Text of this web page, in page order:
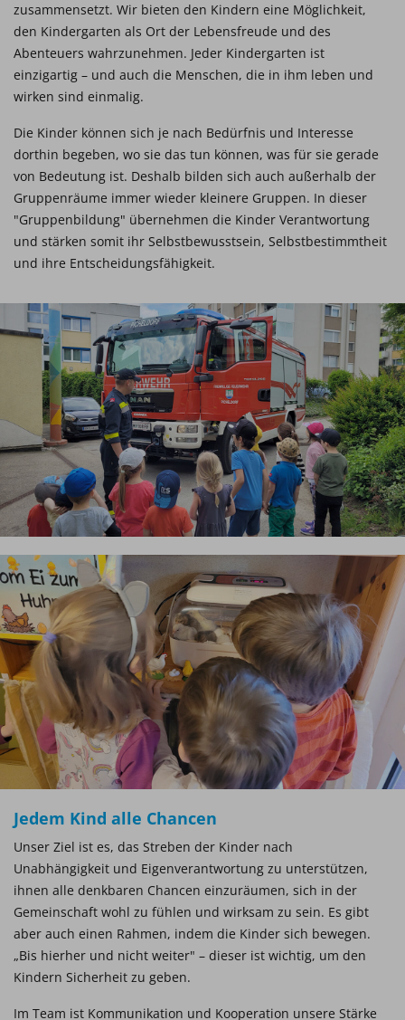
zusammensetzt. Wir bieten den Kindern eine Möglichkeit,
den Kindergarten als Ort der Lebensfreude und des
Abenteuers wahrzunehmen. Jeder Kindergarten ist
einzigartig – und auch die Menschen, die in ihm leben und
wirken sind einmalig.
Die Kinder können sich je nach Bedürfnis und Interesse
dorthin begeben, wo sie das tun können, was für sie gerade
von Bedeutung ist. Deshalb bilden sich auch außerhalb der
Gruppenräume immer wieder kleinere Gruppen. In dieser
"Gruppenbildung" übernehmen die Kinder Verantwortung
und stärken somit ihr Selbstbewusstsein, Selbstbestimmtheit
und ihre Entscheidungsfähigkeit.
Jedem Kind alle Chancen
Unser Ziel ist es, das Streben der Kinder nach
Unabhängigkeit und Eigenverantwortung zu unterstützen,
ihnen alle denkbaren Chancen einzuräumen, sich in der
Gemeinschaft wohl zu fühlen und wirksam zu sein. Es gibt
aber auch einen Rahmen, indem die Kinder sich bewegen.
„Bis hierher und nicht weiter" – dieser ist wichtig, um den
Kindern Sicherheit zu geben.
Im Team ist Kommunikation und Kooperation unsere Stärke